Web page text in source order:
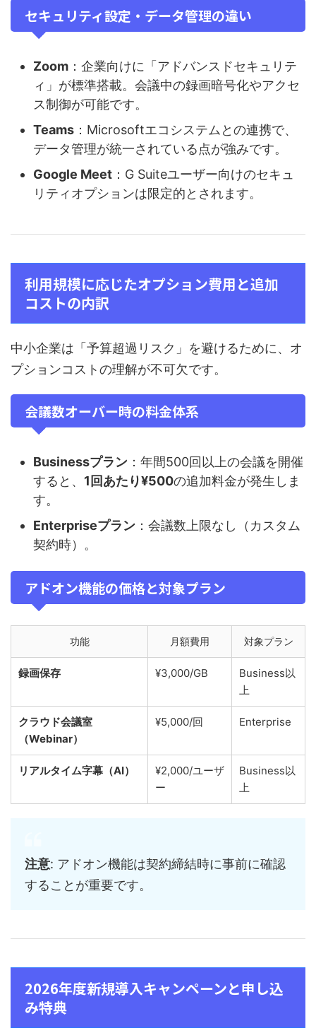
セキュリティ設定・データ管理の違い
Zoom ：企業向けに「アドバンスドセキュリテ
ィ」が標準搭載。会議中の録画暗号化やアクセ
ス制御が可能です。
Teams ：Microsoftエコシステムとの連携で、
データ管理が統一されている点が強みです。
Google Meet ：G Suiteユーザー向けのセキュ
リティオプションは限定的とされます。
利用規模に応じたオプション費用と追加
コストの内訳
中小企業は「予算超過リスク」を避けるために、オ
プションコストの理解が不可欠です。
会議数オーバー時の料金体系
Businessプラン ：年間500回以上の会議を開催
すると、 1回あたり¥500の追加料金が発生しま
す。
Enterpriseプラン ：会議数上限なし（カスタム
契約時）。
アドオン機能の価格と対象プラン
功能 月額費用 対象プラン
録画保存 ¥3,000/GB
Business以
上
クラウド会議室
（Webinar）
¥5,000/回 Enterprise
リアルタイム字幕（AI）
¥2,000/ユーザ
ー
Business以
上
注意: アドオン機能は契約締結時に事前に確認
することが重要です。
2026年度新規導入キャンペーンと申し込
み特典